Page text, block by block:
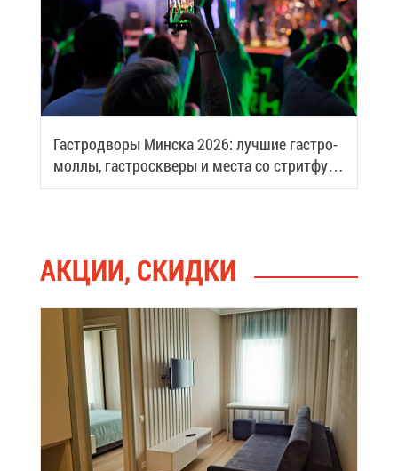
Га­стро­дво­ры Мин­ска 2026: луч­шие га­стро­
мол­лы, га­стро­скве­ры и ме­ста со стрит­фу­
дом
АК­ЦИИ, СКИД­КИ